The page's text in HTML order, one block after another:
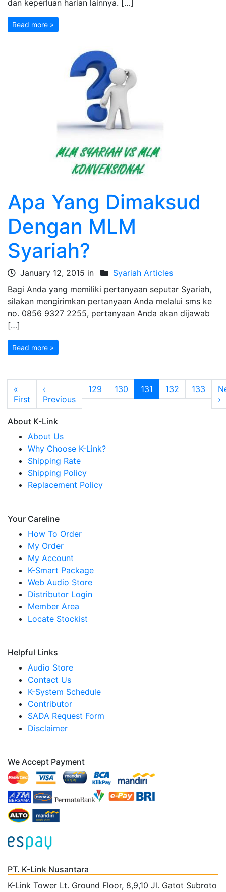
dan keperluan harian lainnya. […]
Read more »
Apa Yang Dimaksud
Dengan MLM
Syariah?
January 12, 2015 in
Syariah Articles
Bagi Anda yang memiliki pertanyaan seputar Syariah,
silakan mengirimkan pertanyaan Anda melalui sms ke
no. 0856 9327 2255, pertanyaan Anda akan dijawab
[…]
Read more »
«
First
‹
Previous
Page
129 Page
130 Current Page
131 Page
132 Page
133
›
About K-Link
About Us
Why Choose K-Link?
Shipping Rate
Shipping Policy
Replacement Policy
Your Careline
How To Order
My Order
My Account
K-Smart Package
Web Audio Store
Distributor Login
Member Area
Locate Stockist
Helpful Links
Audio Store
Contact Us
K-System Schedule
Contributor
SADA Request Form
Disclaimer
We Accept Payment
PT. K-Link Nusantara
K-Link Tower Lt. Ground Floor, 8,9,10 Jl. Gatot Subroto